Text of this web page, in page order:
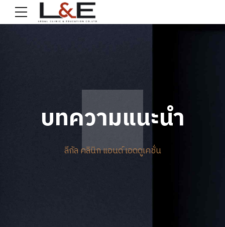
บทความแนะนำ
ลีกัล คลินิก แอนด์ เอดดูเคชั่น